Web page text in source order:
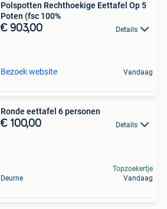
Polspotten Rechthoekige Eettafel Op 5
Poten (fsc 100%
€ 903,00 Details
Bezoek website Vandaag
Ronde eettafel 6 personen
€ 100,00 Details
Deurne
Topzoekertje
Vandaag